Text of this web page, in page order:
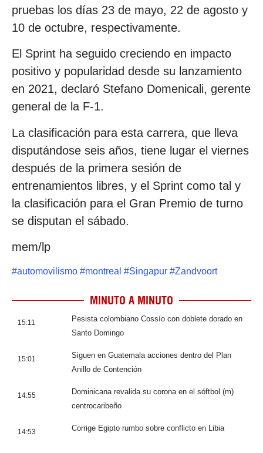
pruebas los días 23 de mayo, 22 de agosto y
10 de octubre, respectivamente.
El Sprint ha seguido creciendo en impacto
positivo y popularidad desde su lanzamiento
en 2021, declaró Stefano Domenicali, gerente
general de la F-1.
La clasificación para esta carrera, que lleva
disputándose seis años, tiene lugar el viernes
después de la primera sesión de
entrenamientos libres, y el Sprint como tal y
la clasificación para el Gran Premio de turno
se disputan el sábado.
mem/lp
#automovilismo #montreal #Singapur #Zandvoort
MINUTO A MINUTO
15:11
Pesista colombiano Cossío con doblete dorado en
Santo Domingo
15:01
Siguen en Guatemala acciones dentro del Plan
Anillo de Contención
14:55
Dominicana revalida su corona en el sóftbol (m)
centrocaribeño
14:53 Corrige Egipto rumbo sobre conflicto en Libia